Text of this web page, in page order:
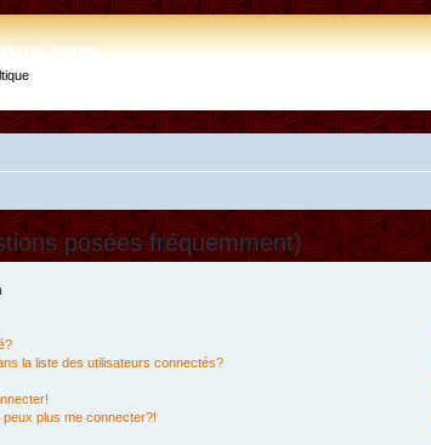
posées fréquemment)
la liste des utilisateurs connectés?
plus me connecter?!